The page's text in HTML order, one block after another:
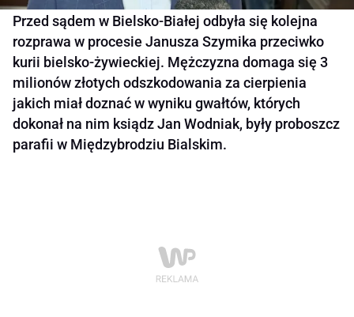
Przed sądem w Bielsko-Białej odbyła się kolejna
rozprawa w procesie Janusza Szymika przeciwko
kurii bielsko-żywieckiej. Mężczyzna domaga się 3
milionów złotych odszkodowania za cierpienia
jakich miał doznać w wyniku gwałtów, których
dokonał na nim ksiądz Jan Wodniak, były proboszcz
parafii w Międzybrodziu Bialskim.